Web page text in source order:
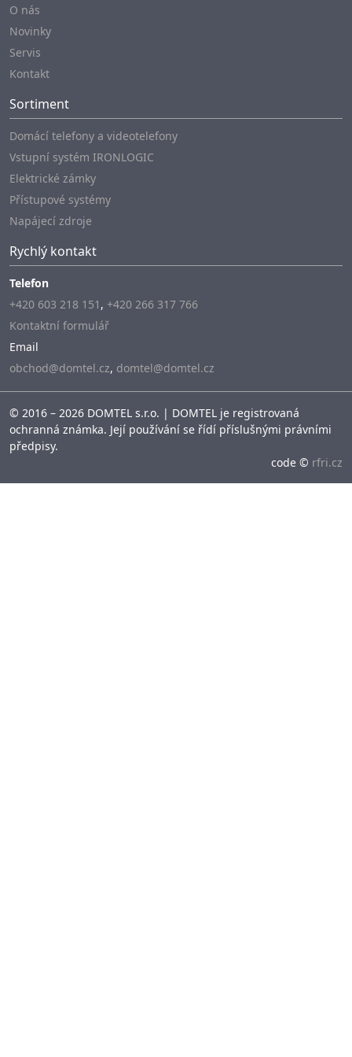
O nás
Novinky
Servis
Kontakt
Sortiment
Domácí telefony a videotelefony
Vstupní systém IRONLOGIC
Elektrické zámky
Přístupové systémy
Napájecí zdroje
Rychlý kontakt
Telefon
+420 603 218 151 , +420 266 317 766
Kontaktní formulář
Email
obchod@domtel.cz, domtel@domtel.cz
© 2016 – 2026 DOMTEL s.r.o. | DOMTEL je registrovaná
ochranná známka. Její používání se řídí příslušnými právními
předpisy.
code © rfri.cz